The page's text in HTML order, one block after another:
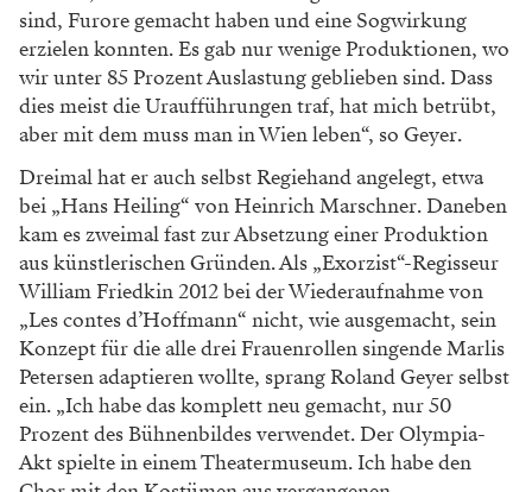
sind, Furore gemacht haben und eine Sogwirkung
erzielen konnten. Es gab nur wenige Produktionen, wo
wir unter 85 Prozent Auslastung geblieben sind. Dass
dies meist die Uraufführungen traf, hat mich betrübt,
aber mit dem muss man in Wien leben“, so Geyer.
Dreimal hat er auch selbst Regiehand angelegt, etwa
bei „Hans Heiling“ von Heinrich Marschner. Daneben
kam es zweimal fast zur Absetzung einer Produktion
aus künstlerischen Gründen. Als „Exorzist“-Regisseur
William Friedkin 2012 bei der Wiederaufnahme von
„Les contes d’Hoffmann“ nicht, wie ausgemacht, sein
Konzept für die alle drei Frauenrollen singende Marlis
Petersen adaptieren wollte, sprang Roland Geyer selbst
ein. „Ich habe das komplett neu gemacht, nur 50
Prozent des Bühnenbildes verwendet. Der Olympia-
Akt spielte in einem Theatermuseum. Ich habe den